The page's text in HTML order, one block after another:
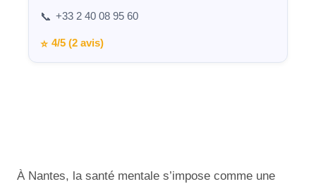
📞 +33 2 40 08 95 60
⭐ 4/5 (2 avis)
À Nantes, la santé mentale s’impose comme une